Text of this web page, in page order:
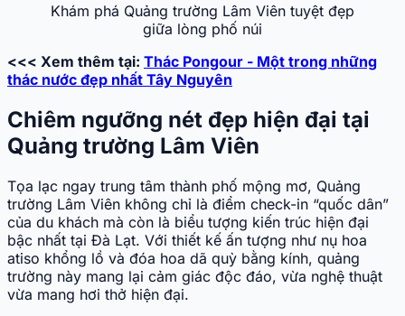
Khám phá Quảng trường Lâm Viên tuyệt đẹp
giữa lòng phố núi
<<< Xem thêm tại: Thác Pongour - Một trong những
thác nước đẹp nhất Tây Nguyên
Chiêm ngưỡng nét đẹp hiện đại tại
Quảng trường Lâm Viên
Tọa lạc ngay trung tâm thành phố mộng mơ, Quảng
trường Lâm Viên không chỉ là điểm check-in “quốc dân”
của du khách mà còn là biểu tượng kiến trúc hiện đại
bậc nhất tại Đà Lạt. Với thiết kế ấn tượng như nụ hoa
atiso khổng lồ và đóa hoa dã quỳ bằng kính, quảng
trường này mang lại cảm giác độc đáo, vừa nghệ thuật
vừa mang hơi thở hiện đại.